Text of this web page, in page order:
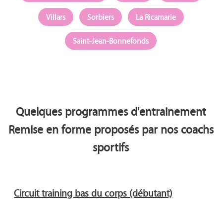
Villars
Sorbiers
La Ricamarie
Saint-Jean-Bonnefonds
Quelques programmes d'entrainement
Remise en forme proposés par nos coachs
sportifs
Circuit training bas du corps (débutant)